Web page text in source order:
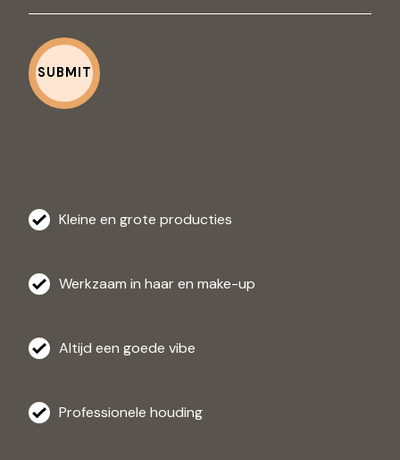
Kleine en grote producties
Werkzaam in haar en make-up
Altijd een goede vibe
Professionele houding